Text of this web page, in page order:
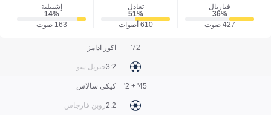
فياريال
36‎%‎
427 صوت
تعادل
51‎%‎
610 أصوات
إشبيلية
14‎%‎
163 صوت
اكور ادامز
جبريل سو2:3
72'
كيكي سالاس
روبن فارجاس2:2
45' + 2'